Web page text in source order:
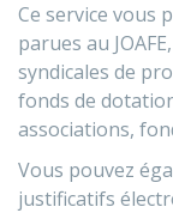
Ce service vous
parues au JOAFE
syndicales de
fonds de
associations,
Vous pouvez
justificatifs